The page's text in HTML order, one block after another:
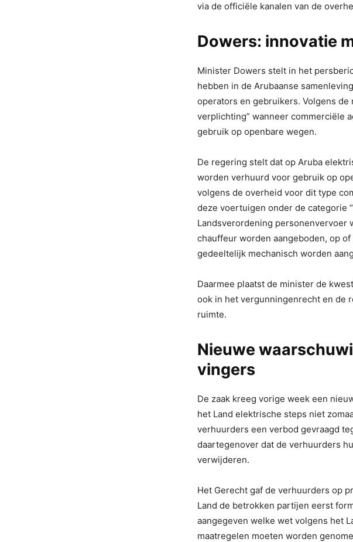
via de officiële kanalen van de
Dowers: innovatie
Minister Dowers stelt in het
hebben in de Arubaanse
operators en gebruikers. Volgens de
verplichting” wanneer commerciële
gebruik op openbare wegen.
De regering stelt dat op Aruba
worden verhuurd voor gebruik op
volgens de overheid voor dit type
deze voertuigen onder de categorie
Landsverordening personenvervoer
chauffeur worden aangeboden, op
gedeeltelijk mechanisch worden
Daarmee plaatst de minister de
ook in het vergunningenrecht en de
ruimte.
Nieuwe
vingers
De zaak kreeg vorige week een
het Land elektrische steps niet
verhuurders een verbod gevraagd
daartegenover dat de verhuurders
verwijderen.
Het Gerecht gaf de verhuurders op
Land de betrokken partijen eerst
aangegeven welke wet volgens het
maatregelen moeten worden